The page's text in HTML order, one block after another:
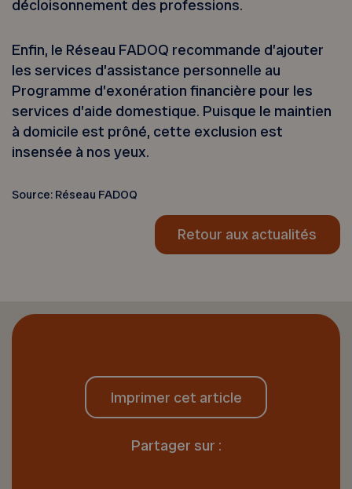
décloisonnement des professions.
Enfin, le Réseau FADOQ recommande d’ajouter
les services d’assistance personnelle au
Programme d’exonération financière pour les
services d’aide domestique. Puisque le maintien
à domicile est prôné, cette exclusion est
insensée à nos yeux.
Source: Réseau FADOQ
Retour aux actualités
Imprimer cet article
Partager sur :